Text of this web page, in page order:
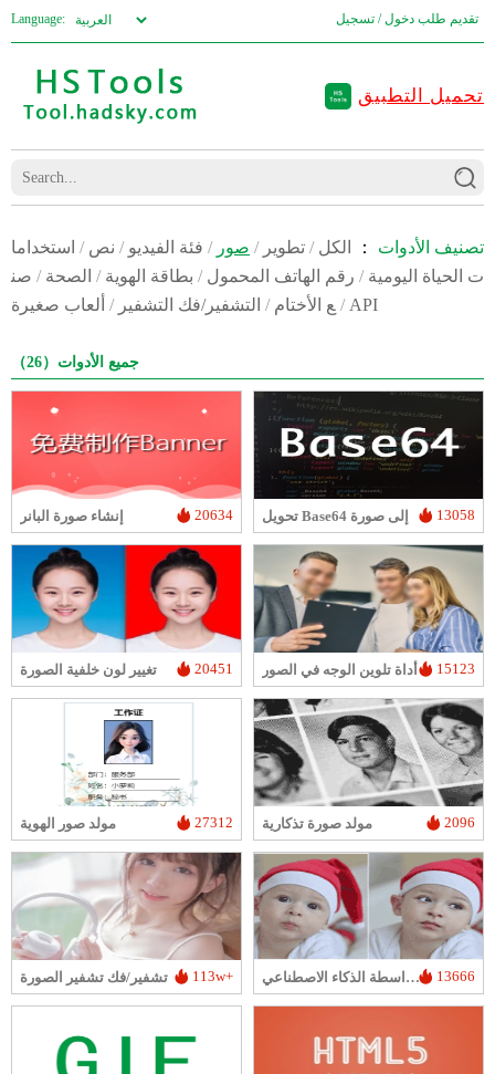
Language: تقديم طلب دخول / تسجيل
تحميل التطبيق
تصنيف الأدوات ： الكل / تطوير / صور / فئة الفيديو / نص / استخداما
ت الحياة اليومية / رقم الهاتف المحمول / بطاقة الهوية / الصحة / صن
ع الأختام / التشفير/فك التشفير / ألعاب صغيرة / API
جميع الأدوات（26）
إنشاء صورة البانر 20634 تحويل Base64 إلى صورة 13058
تغيير لون خلفية الصورة 20451 أداة تلوين الوجه في الصور 15123
مولد صور الهوية 27312 مولد صورة تذكارية 2096
تشفير/فك تشفير الصورة 113w+ تبديل الوجه في الصورة بواسطة الذكاء الاصطناعي 13666